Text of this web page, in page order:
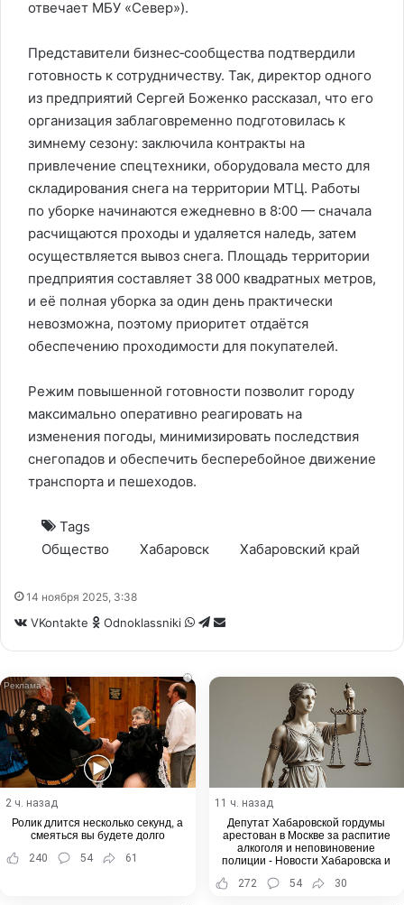
отвечает МБУ «Север»).
Представители бизнес‑сообщества подтвердили
готовность к сотрудничеству. Так, директор одного
из предприятий Сергей Боженко рассказал, что его
организация заблаговременно подготовилась к
зимнему сезону: заключила контракты на
привлечение спецтехники, оборудовала место для
складирования снега на территории МТЦ. Работы
по уборке начинаются ежедневно в 8:00 — сначала
расчищаются проходы и удаляется наледь, затем
осуществляется вывоз снега. Площадь территории
предприятия составляет 38 000 квадратных метров,
и её полная уборка за один день практически
невозможна, поэтому приоритет отдаётся
обеспечению проходимости для покупателей.
Режим повышенной готовности позволит городу
максимально оперативно реагировать на
изменения погоды, минимизировать последствия
снегопадов и обеспечить бесперебойное движение
транспорта и пешеходов.
Tags
Общество
Хабаровск Хабаровский край
14 ноября 2025, 3:38
VKontakte Odnoklassniki WhatsApp
Telegram
Share
i
2 ч. назад
Ролик длится несколько секунд, а
смеяться вы будете долго
240
54 61
11 ч. назад
Депутат Хабаровской гордумы
арестован в Москве за распитие
алкоголя и неповиновение
полиции - Новости Хабаровска и
272 54 30